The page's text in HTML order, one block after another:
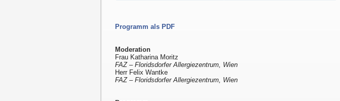
Programm als PDF
Moderation
Frau Katharina Moritz
FAZ – Floridsdorfer Allergiezentrum, Wien
Herr Felix Wantke
FAZ – Floridsdorfer Allergiezentrum, Wien